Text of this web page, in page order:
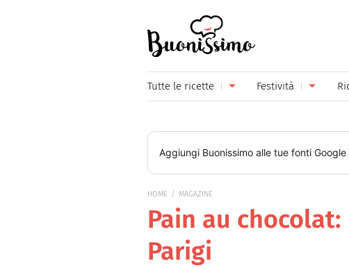
Tutte le ricette
Primi piatti Pane
Secondi piatti Salse e
Piatti unici
Formaggi
Festività
Carnevale
Festa della
Festa della
Aggiungi Buonissimo alle tue fonti
HOME MAGAZINE
Pain au
Parigi